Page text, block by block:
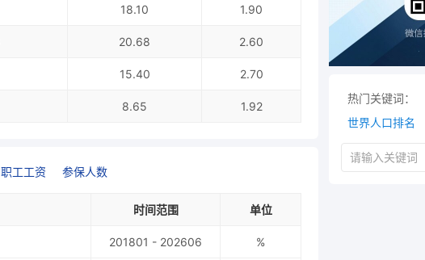
18.10 1.90
20.68 2.60
15.40 2.70
8.65 1.92
职工工资 参保人数
时间范围 单位
201801 - 202606 %
热门关键词：
世界人口排名